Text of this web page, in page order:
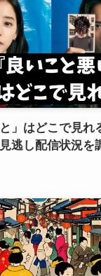
」はどこで見れ
逃し配信状況を